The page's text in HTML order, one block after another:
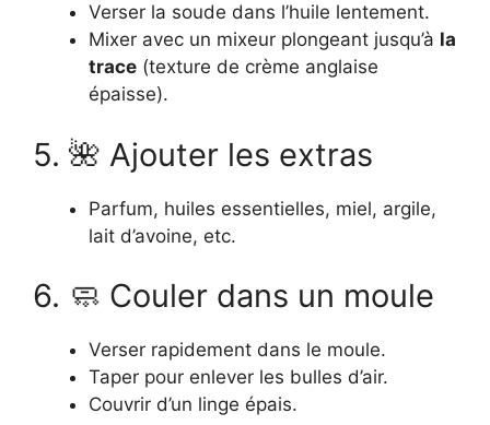
Verser la soude dans l’huile lentement.
Mixer avec un mixeur plongeant jusqu’à la
trace (texture de crème anglaise
épaisse).
5. 🌺 Ajouter les extras
Parfum, huiles essentielles, miel, argile,
lait d’avoine, etc.
6. 🧼 Couler dans un moule
Verser rapidement dans le moule.
Taper pour enlever les bulles d’air.
Couvrir d’un linge épais.